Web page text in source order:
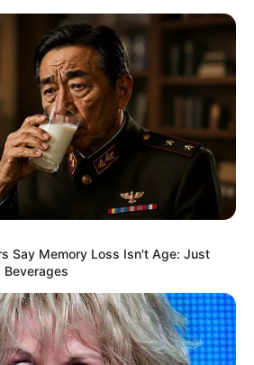
Say Memory Loss Isn't Age: Just
Beverages